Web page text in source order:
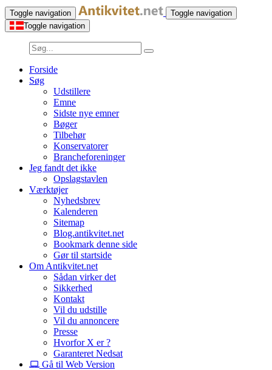
Toggle navigation
Toggle navigation
Toggle navigation
Forside
Søg
Udstillere
Emne
Sidste nye emner
Bøger
Tilbehør
Konservatorer
Brancheforeninger
Jeg fandt det ikke
Opslagstavlen
Værktøjer
Nyhedsbrev
Kalenderen
Sitemap
Blog.antikvitet.net
Bookmark denne side
Gør til startside
Om Antikvitet.net
Sådan virker det
Sikkerhed
Kontakt
Vil du udstille
Vil du annoncere
Presse
Hvorfor X er ?
Garanteret Nedsat
Gå til Web Version